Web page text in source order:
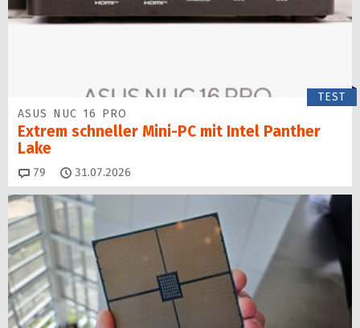
TEST
ASUS NUC 16 PRO
Extrem schneller Mini-PC mit Intel Panther
Lake
79 Kommentare
31.07.2026